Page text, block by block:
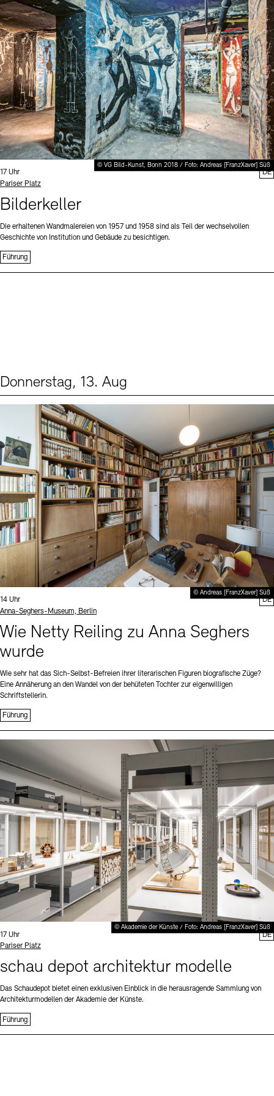
Stellenangebote Newsletter Presse
Nachhaltigkeit Kontakt
Digitale Sammlungen Exil-Archive
© VG Bild-Kunst, Bonn 2018 / Foto: Andreas [FranzXaver] Süß
Uhrzeit:
17 Uhr
Standort
Pariser Platz
Bilderkeller
Die erhaltenen Wandmalereien von 1957 und 1958 sind als Teil der wechselvollen
Geschichte von Institution und Gebäude zu besichtigen.
Führung
DE
Donnerstag, 13. Aug
© Andreas [FranzXaver] Süß
Uhrzeit:
14 Uhr
Standort
Anna-Seghers-Museum, Berlin
Wie Netty Reiling zu Anna Seghers
wurde
Wie sehr hat das Sich-Selbst-Befreien ihrer literarischen Figuren biografische Züge?
Eine Annäherung an den Wandel von der behüteten Tochter zur eigenwilligen
Schriftstellerin.
Führung
DE
© Akademie der Künste / Foto: Andreas [FranzXaver] Süß
Uhrzeit:
17 Uhr
Standort
Pariser Platz
schau depot architektur modelle
Das Schaudepot bietet einen exklusiven Einblick in die herausragende Sammlung von
Architekturmodellen der Akademie der Künste.
Führung
DE